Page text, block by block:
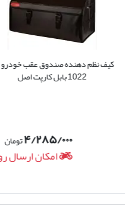
کیف نظم دهنده صندوق عقب خودرو کد
۴/۲۸۵/۰۰۰تومان
امکان ارسال روزانه